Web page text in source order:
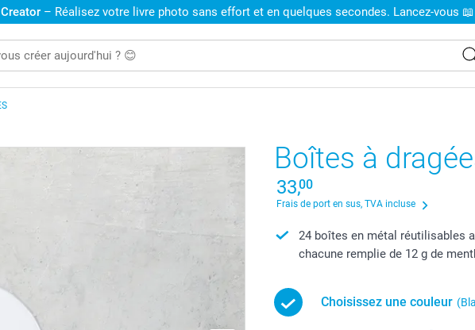
– Réalisez votre livre photo sans effort et en quelques secondes. Lancez-vous 📖
Boîtes à
33,00
Frais de port en sus, TVA incluse
24 boîtes en métal réutilisables
chacune remplie de 12 g de
Choisissez une couleur